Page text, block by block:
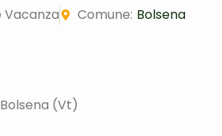
Vacanza Comune: Bolsena
(Vt)